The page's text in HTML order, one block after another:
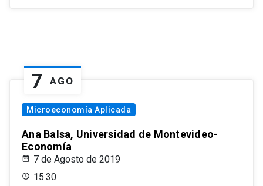
7 AGO
Microeconomía Aplicada
Ana Balsa, Universidad de Montevideo-
Economía
7 de Agosto de 2019
15:30